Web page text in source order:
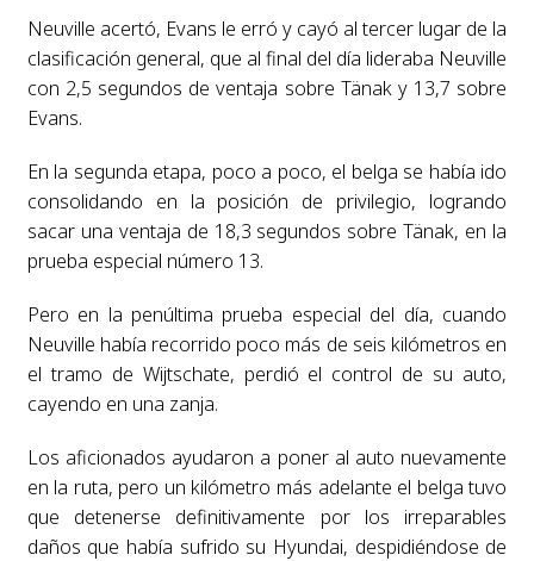
Neuville acertó, Evans le erró y cayó al tercer lugar de la
clasificación general, que al final del día lideraba Neuville
con 2,5 segundos de ventaja sobre Tänak y 13,7 sobre
Evans.
En la segunda etapa, poco a poco, el belga se había ido
consolidando en la posición de privilegio, logrando
sacar una ventaja de 18,3 segundos sobre Tänak, en la
prueba especial número 13.
Pero en la penúltima prueba especial del día, cuando
Neuville había recorrido poco más de seis kilómetros en
el tramo de Wijtschate, perdió el control de su auto,
cayendo en una zanja.
Los aficionados ayudaron a poner al auto nuevamente
en la ruta, pero un kilómetro más adelante el belga tuvo
que detenerse definitivamente por los irreparables
daños que había sufrido su Hyundai, despidiéndose de